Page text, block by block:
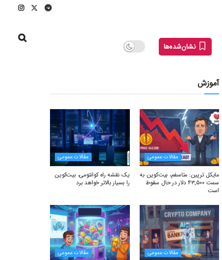
نشان‌شده‌ها
آموزش
مقالات عمومی
مایکل ترپین: متاسفم، بیت‌کوین به
سمت ۴۳,۵۰۰ دلار در حال سقوط
است
مقالات عمومی
یک نقشه راه کوانتومی، بیت‌کوین
را بسیار بالاتر خواهد برد
مقالات عمومی مقالات عمومی